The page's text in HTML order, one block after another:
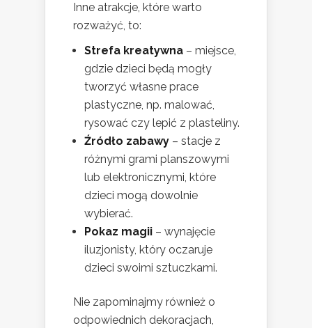
Inne atrakcje, które warto
rozważyć, to:
Strefa kreatywna – miejsce,
gdzie dzieci będą mogły
tworzyć własne prace
plastyczne, np. malować,
rysować czy lepić z plasteliny.
Źródło zabawy – stacje z
różnymi grami planszowymi
lub elektronicznymi, które
dzieci mogą dowolnie
wybierać.
Pokaz magii – wynajęcie
iluzjonisty, który oczaruje
dzieci swoimi sztuczkami.
Nie zapominajmy również o
odpowiednich dekoracjach,